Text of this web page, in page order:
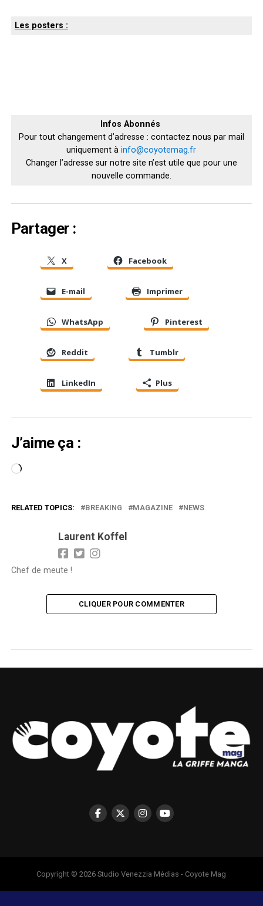
Les posters :
Infos Abonnés ­
Pour tout changement d’adresse : contactez nous par mail
uniquement àinfo@coyotemag.fr
Changer l’adresse sur notre site n’est utile que pour une
nouvelle commande.
Partager :
X Facebook
E-mail Imprimer
WhatsApp Pinterest
Reddit Tumblr
LinkedIn Plus
J’aime ça :
Chargement…
RELATED TOPICS: BREAKING MAGAZINE NEWS
Laurent Koffel
Chef de meute !
CLIQUER POUR COMMENTER
Copyright © 2026 Studio Venezzia Médias - Coyote Mag